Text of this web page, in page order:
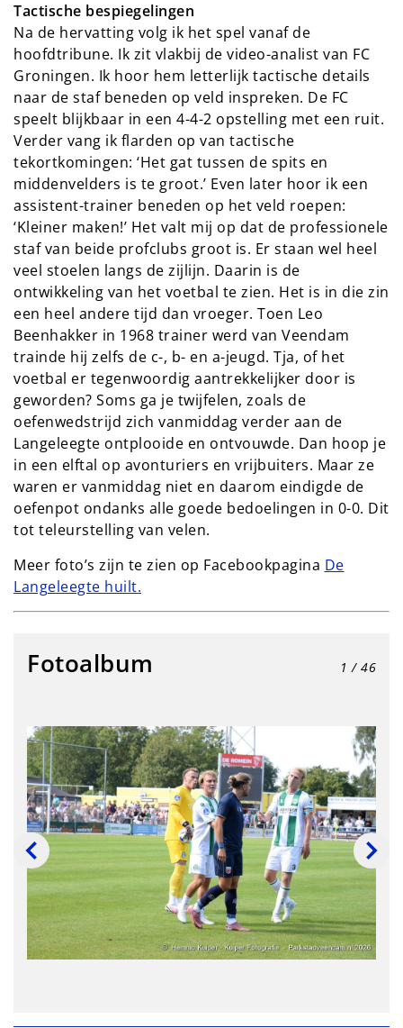
Tactische bespiegelingen
Na de hervatting volg ik het spel vanaf de
hoofdtribune. Ik zit vlakbij de video-analist van FC
Groningen. Ik hoor hem letterlijk tactische details
naar de staf beneden op veld inspreken. De FC
speelt blijkbaar in een 4-4-2 opstelling met een ruit.
Verder vang ik flarden op van tactische
tekortkomingen: ‘Het gat tussen de spits en
middenvelders is te groot.’ Even later hoor ik een
assistent-trainer beneden op het veld roepen:
‘Kleiner maken!’ Het valt mij op dat de professionele
staf van beide profclubs groot is. Er staan wel heel
veel stoelen langs de zijlijn. Daarin is de
ontwikkeling van het voetbal te zien. Het is in die zin
een heel andere tijd dan vroeger. Toen Leo
Beenhakker in 1968 trainer werd van Veendam
trainde hij zelfs de c-, b- en a-jeugd. Tja, of het
voetbal er tegenwoordig aantrekkelijker door is
geworden? Soms ga je twijfelen, zoals de
oefenwedstrijd zich vanmiddag verder aan de
Langeleegte ontplooide en ontvouwde. Dan hoop je
in een elftal op avonturiers en vrijbuiters. Maar ze
waren er vanmiddag niet en daarom eindigde de
oefenpot ondanks alle goede bedoelingen in 0-0. Dit
tot teleurstelling van velen.
Meer foto’s zijn te zien op Facebookpagina De
Langeleegte huilt.
Fotoalbum 1 / 46